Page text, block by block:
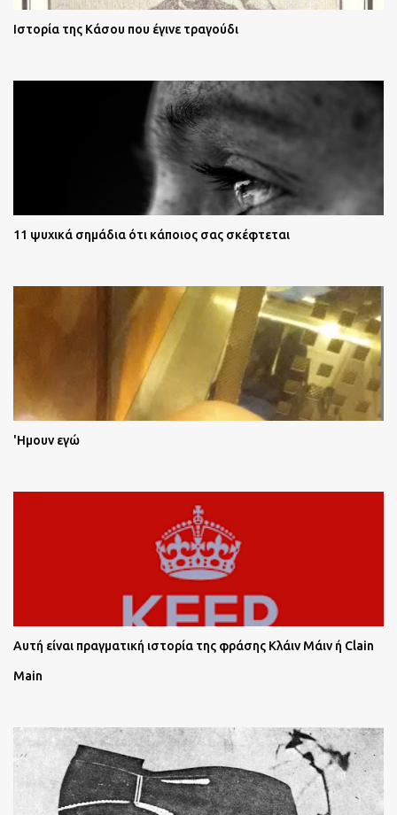
Ιστορία της Κάσου που έγινε τραγούδι
11 ψυχικά σημάδια ότι κάποιος σας σκέφτεται
'Ημουν εγώ
Αυτή είναι πραγματική ιστορία της φράσης Κλάιν Μάιν ή Clain
Main